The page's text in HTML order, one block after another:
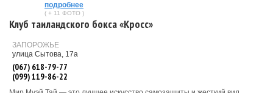
подробнее
( + 11 ФОТО )
Клуб таиландского бокса «Кросс»
ЗАПОРОЖЬЕ
улица Сытова, 17а
(067) 618-79-77
(099) 119-86-22